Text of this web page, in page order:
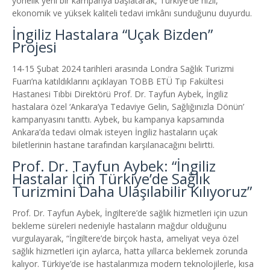
ekonomik ve yüksek kaliteli tedavi imkânı sunduğunu duyurdu.
İngiliz Hastalara “Uçak Bizden”
Projesi
14-15 Şubat 2024 tarihleri arasında Londra Sağlık Turizmi
Fuarı’na katıldıklarını açıklayan TOBB ETÜ Tıp Fakültesi
Hastanesi Tıbbi Direktörü Prof. Dr. Tayfun Aybek, İngiliz
hastalara özel ‘Ankara’ya Tedaviye Gelin, Sağlığınızla Dönün’
kampanyasını tanıttı. Aybek, bu kampanya kapsamında
Ankara’da tedavi olmak isteyen İngiliz hastaların uçak
biletlerinin hastane tarafından karşılanacağını belirtti.
Prof. Dr. Tayfun Aybek: “İngiliz
Hastalar İçin Türkiye’de Sağlık
Turizmini Daha Ulaşılabilir Kılıyoruz”
Prof. Dr. Tayfun Aybek, İngiltere’de sağlık hizmetleri için uzun
bekleme süreleri nedeniyle hastaların mağdur olduğunu
vurgulayarak, “İngiltere’de birçok hasta, ameliyat veya özel
sağlık hizmetleri için aylarca, hatta yıllarca beklemek zorunda
kalıyor. Türkiye’de ise hastalarımıza modern teknolojilerle, kısa